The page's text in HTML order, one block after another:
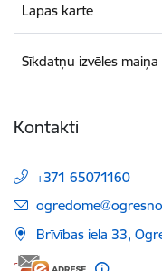
Lapas karte
Sīkdatņu izvēles maiņa
Kontakti
+371 65071160
E-pasts:
Brīvības iela 33,